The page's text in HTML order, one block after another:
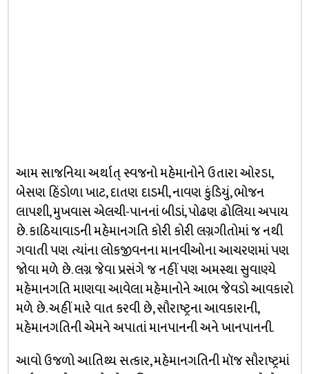
આમ સાજનિયા અર્થાત્‌ સ્વજનો મહેમાનોને ઉતારા ઓરડા,
બેસણ હિંડોળા ખાટ, દાતણ દાડમી, નાવણ કુંડિયું, ભોજન
લાપશી, મુખવાસ એલચી-પાનનાં બીડાં, પોઢણ ઢોલિયા અપાય
છે. કાઠિયાવાડની મહેમાનગતિ કોરી કોરી લગ્નગીતોમાં જ નથી
ગવાતી પણ ત્યાંના લોકજીવનના માનવીઓના આચરણમાં પણ
જોવા મળે છે. લગ્ન જેવા પ્રસંગે જ નહીં પણ અમસ્થા સુવાણ્યે
મહેમાનગતિ માણવા આવેલા મહેમાનોને આભ જેવડો આવકારો
મળે છે. અહીં મારે વાત કરવી છે, સૌરાષ્ટ્રના આવકારાની,
મહેમાનગતિની એમને અપાતાં માનપાનની અને ખાનપાનની.
આવો ઉજળો આતિથ્ય સત્કાર, મહેમાનગતિની મૉજ સૌરાષ્ટ્રમાં